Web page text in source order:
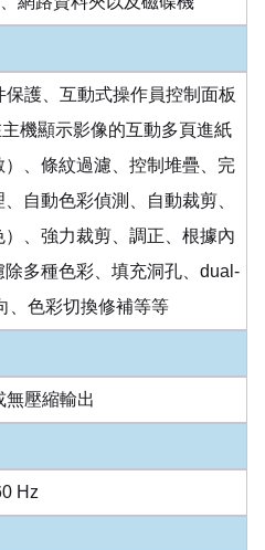
護、互動式操作員控制面板
機顯示影像的互動多頁進紙
、條紋過濾、控制堆疊、完
自動色彩偵測、自動裁剪、
、強力裁剪、調正、根據內
多種色彩、填充洞孔、dual-
、色彩切換修補等等
無壓縮輸出
Hz